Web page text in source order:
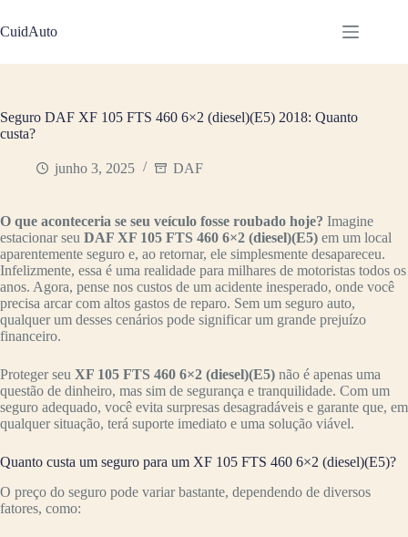
para
o
CuidAuto
Seguro DAF XF 105 FTS 460 6×2 (diesel)(E5) 2018: Quanto
custa?
junho 3, 2025 DAF
O que aconteceria se seu veículo fosse roubado hoje? Imagine
estacionar seu DAF XF 105 FTS 460 6×2 (diesel)(E5) em um local
aparentemente seguro e, ao retornar, ele simplesmente desapareceu.
Infelizmente, essa é uma realidade para milhares de motoristas todos os
anos. Agora, pense nos custos de um acidente inesperado, onde você
precisa arcar com altos gastos de reparo. Sem um seguro auto,
qualquer um desses cenários pode significar um grande prejuízo
financeiro.
Proteger seu XF 105 FTS 460 6×2 (diesel)(E5) não é apenas uma
questão de dinheiro, mas sim de segurança e tranquilidade. Com um
seguro adequado, você evita surpresas desagradáveis e garante que, em
qualquer situação, terá suporte imediato e uma solução viável.
Quanto custa um seguro para um XF 105 FTS 460 6×2 (diesel)(E5)?
O preço do seguro pode variar bastante, dependendo de diversos
fatores, como: